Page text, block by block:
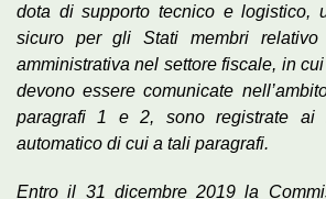
dota di supporto tecnico e logistico,
sicuro per gli Stati membri relativo
amministrativa nel settore fiscale, in
devono essere comunicate
paragrafi 1 e 2, sono registrate ai
automatico di cui a tali paragrafi.
Entro il 31 dicembre 2019 la